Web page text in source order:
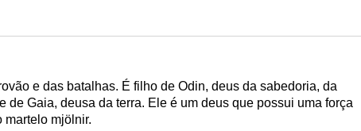
e das batalhas. É filho de Odin, deus da sabedoria, da
de Gaia, deusa da terra. Ele é um deus que possui uma força
martelo mjölnir.